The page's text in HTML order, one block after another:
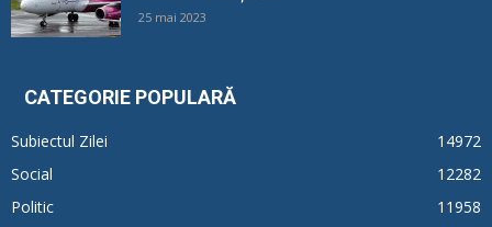
25 mai 2023
CATEGORIE POPULARĂ
Subiectul Zilei
14972
Social
12282
Politic
11958